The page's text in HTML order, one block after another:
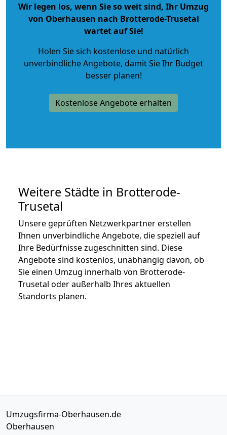
Wir legen los, wenn Sie so weit sind, Ihr Umzug
von Oberhausen nach Brotterode-Trusetal
wartet auf Sie!
Holen Sie sich kostenlose und natürlich
unverbindliche Angebote, damit Sie Ihr Budget
besser planen!
Kostenlose Angebote erhalten
Weitere Städte in Brotterode-
Trusetal
Unsere geprüften Netzwerkpartner erstellen
Ihnen unverbindliche Angebote, die speziell auf
Ihre Bedürfnisse zugeschnitten sind. Diese
Angebote sind kostenlos, unabhängig davon, ob
Sie einen Umzug innerhalb von Brotterode-
Trusetal oder außerhalb Ihres aktuellen
Standorts planen.
Umzugsfirma-Oberhausen.de
Oberhausen